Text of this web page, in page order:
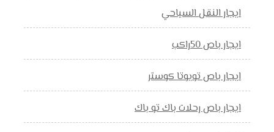
ايجار النقل السياحي
ايجار باص 50راكب
ايجار باص تويوتا كوستر
ايجار باص رحلات باك تو باك